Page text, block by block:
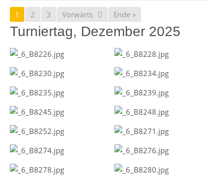
1 2 3 Vorwärts Ende »
Turniertag, Dezember 2025